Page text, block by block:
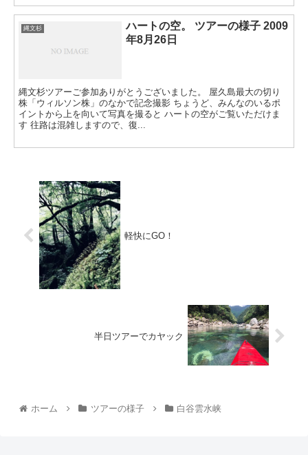
縄文杉
ハートの空。 ツアーの様子 2009
年8月26日
縄文杉ツアーご参加ありがとうございました。 屋久島最大の切り
株「ウィルソン株」のなかで記念撮影 ちょうど、みんなのいるポ
イントから上を向いて写真を撮ると ハートの空がご覧いただけま
す 往路は混雑しますので、復...
軽快にGO！
半日ツアーでカヤック
ホーム ツアーの様子 白谷雲水峡